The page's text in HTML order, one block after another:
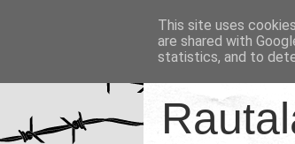
This site uses
are shared with
statistics, and to